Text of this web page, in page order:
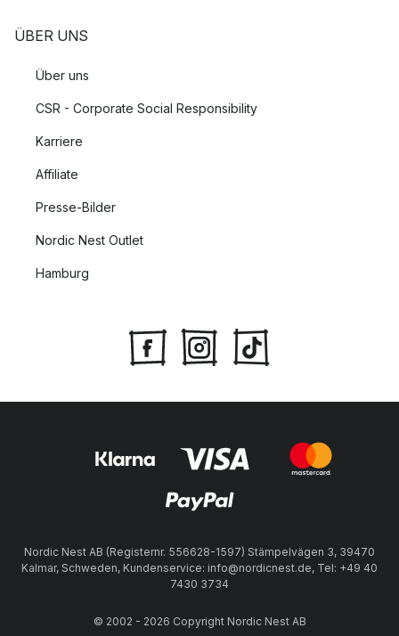
ÜBER UNS
Über uns
CSR - Corporate Social Responsibility
Karriere
Affiliate
Presse-Bilder
Nordic Nest Outlet
Hamburg
Nordic Nest AB (Registernr. 556628-1597) Stämpelvägen 3, 39470
Kalmar, Schweden, Kundenservice: info@nordicnest.de, Tel: +49 40
7430 3734
© 2002 - 2026 Copyright Nordic Nest AB